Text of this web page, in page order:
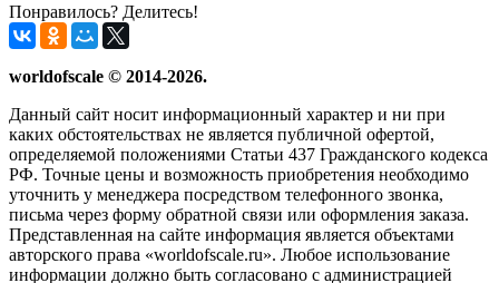
Понравилось? Делитесь!
worldofscale © 2014-2026.
Данный сайт носит информационный характер и ни при
каких обстоятельствах не является публичной офертой,
определяемой положениями Статьи 437 Гражданского кодекса
РФ. Точные цены и возможность приобретения необходимо
уточнить у менеджера посредством телефонного звонка,
письма через форму обратной связи или оформления заказа.
Представленная на сайте информация является объектами
авторского права «worldofscale.ru». Любое использование
информации должно быть согласовано с администрацией